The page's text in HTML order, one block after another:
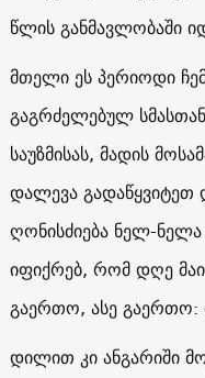
წლის განმავლობაში
მთელი ეს პერიოდი
გაგრძელებულ
საუზმისას, მადის
დალევა გადაწყვიტეთ
ღონისძიება ნელ-
იფიქრებ, რომ დღე
გაერთო, ასე გაერთო:
დილით კი ანგარიში